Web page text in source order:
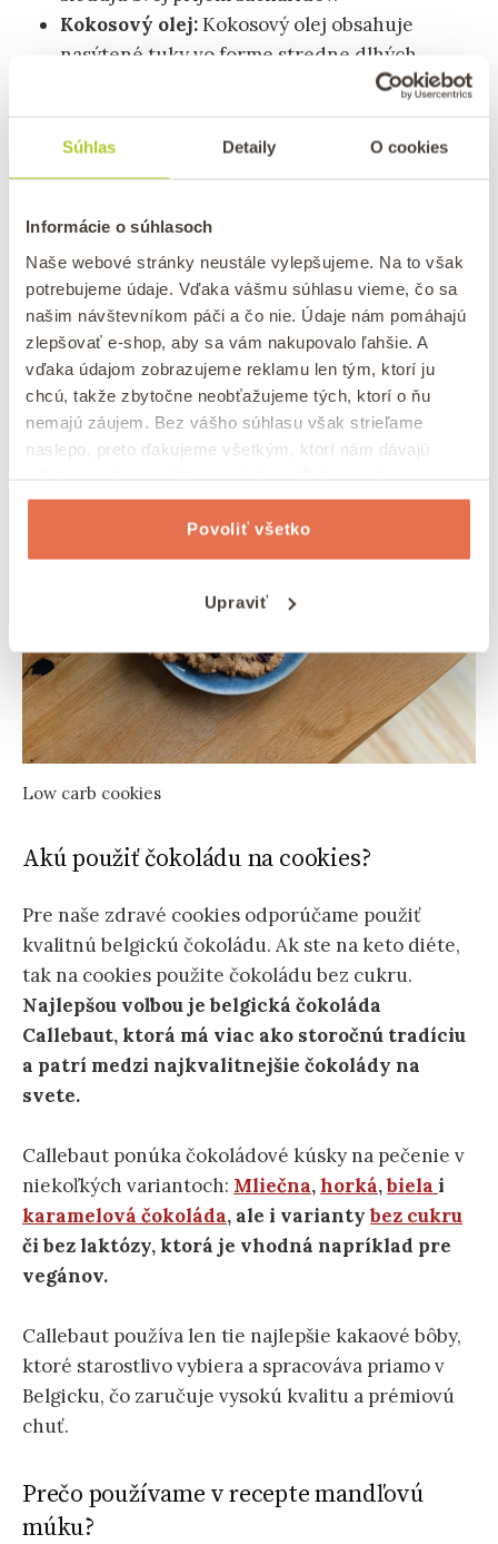
Súhlas Detaily O cookies
Informácie o súhlasoch
Naše webové stránky neustále vylepšujeme. Na to však
potrebujeme údaje. Vďaka vášmu súhlasu vieme, čo sa
našim návštevníkom páči a čo nie. Údaje nám pomáhajú
zlepšovať e-shop, aby sa vám nakupovalo ľahšie. A
vďaka údajom zobrazujeme reklamu len tým, ktorí ju
chcú, takže zbytočne neobťažujeme tých, ktorí o ňu
nemajú záujem. Bez vášho súhlasu však strieľame
naslepo, preto ďakujeme všetkým, ktorí nám dávajú
Povoliť všetko
Upraviť
Kokosový olej:Kokosový olej obsahuje
nasýtené tuky vo forme stredne dlhých
reťazcových triglyceridov (MCT). Tieto tuky
ako okamžitý zdroj energie.
Vajce: Vajce je zdrojom proteínu, ale hlavne
Sušené brusnice
vďaka ich pomerne výraznej chuti.
Biela čokoláda: Použitie kvalitnej čokolády,
ako je belgická čokoláda Callebaut, zaručuje
naprosto luxusnú chuť, môžete samozrejme
použiť aj variantu bez cukru a namiesto bielej
čokolády dať mliečnu či horkú.
Low carb cookies
Akú použiť čokoládu na cookies?
Pre naše zdravé cookies odporúčame použiť
kvalitnú belgickú čokoládu. Ak ste na keto diéte,
tak na cookies použite čokoládu bez cukru.
Najlepšou voľbou je belgická čokoláda
Callebaut, ktorá má viac ako storočnú tradíciu
a patrí medzi najkvalitnejšie čokolády na
svete.
Callebaut ponúka čokoládové kúsky na pečenie v
niekoľkých variantoch: Mliečna,horká,biela i
karamelová čokoláda, ale i variantybez cukru
či bez laktózy, ktorá je vhodná napríklad pre
vegánov.
Callebaut používa len tie najlepšie kakaové bôby,
ktoré starostlivo vybiera a spracováva priamo v
Belgicku, čo zaručuje vysokú kvalitu a prémiovú
chuť.
Prečo používame v recepte mandľovú
múku?